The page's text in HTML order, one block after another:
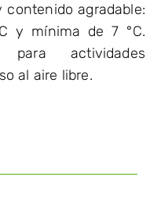
agradable:
y mínima de 7 °C.
para actividades
al aire libre.